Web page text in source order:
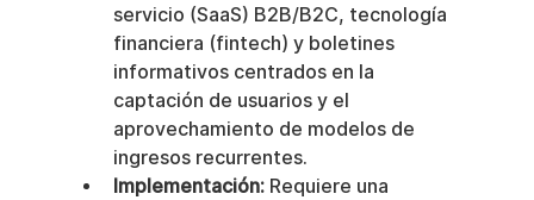
servicio (SaaS) B2B/B2C, tecnología
financiera (fintech) y boletines
informativos centrados en la
captación de usuarios y el
aprovechamiento de modelos de
ingresos recurrentes.
Implementación: Requiere una